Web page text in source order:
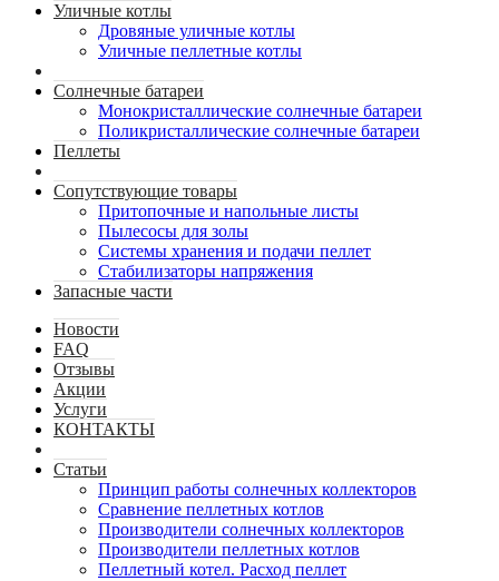
Уличные котлы
Дровяные уличные котлы
Уличные пеллетные котлы
Солнечные батареи
Монокристаллические солнечные батареи
Поликристаллические солнечные батареи
Пеллеты
Сопутствующие товары
Притопочные и напольные листы
Пылесосы для золы
Системы хранения и подачи пеллет
Стабилизаторы напряжения
Запасные части
Новости
FAQ
Отзывы
Акции
Услуги
КОНТАКТЫ
Статьи
Принцип работы солнечных коллекторов
Сравнение пеллетных котлов
Производители солнечных коллекторов
Производители пеллетных котлов
Пеллетный котел. Расход пеллет